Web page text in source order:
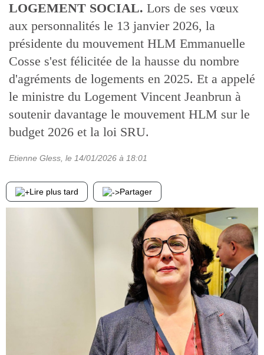
LOGEMENT SOCIAL. Lors de ses vœux
aux personnalités le 13 janvier 2026, la
présidente du mouvement HLM Emmanuelle
Cosse s'est félicitée de la hausse du nombre
d'agréments de logements en 2025. Et a appelé
le ministre du Logement Vincent Jeanbrun à
soutenir davantage le mouvement HLM sur le
budget 2026 et la loi SRU.
Etienne Gless , le 14/01/2026 à 18:01
Lire plus tard Partager